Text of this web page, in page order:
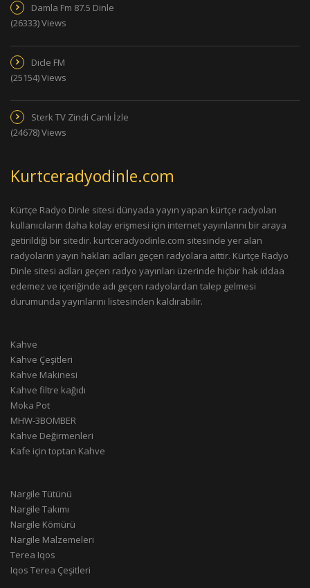
Damla Fm 87.5 Dinle
(26333) Views
Dicle FM
(25154) Views
Sterk TV Zindi Canlı İzle
(24678) Views
Kurtceradyodinle.com
Kürtçe Radyo Dinle sitesi dünyada yayın yapan kürtçe radyoları
kullanıcıların daha kolay erişmesi için internet yayınlarını bir araya
getirildiği bir sitedir. kurtceradyodinle.com sitesinde yer alan
radyoların yayın hakları adları geçen radyolara aittir. Kürtçe Radyo
Dinle sitesi adları geçen radyo yayınları üzerinde hiçbir hak iddaa
edemez ve içeriğinde adı geçen radyolardan talep gelmesi
durumunda yayınlarını listesinden kaldırabilir.
Kahve
Kahve Çeşitleri
Kahve Makinesi
Kahve filtre kağıdı
Moka Pot
MHW-3BOMBER
Kahve Değirmenleri
Kafe için toptan Kahve
Nargile Tütünü
Nargile Takımı
Nargile Kömürü
Nargile Malzemeleri
Terea Iqos
Iqos Terea Çeşitleri